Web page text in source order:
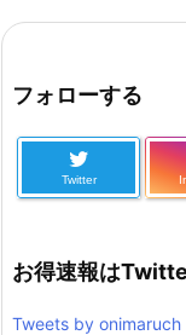
フォローする
Twitter
お得速報は
Tweets by onimaruch